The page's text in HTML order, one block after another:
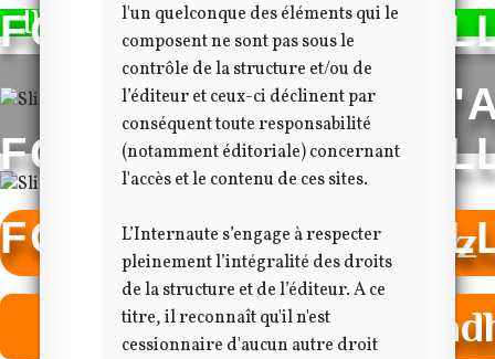
FOYER RURAL
FOYER RURAL
Et si vous
Illustration Manga
FOYER RURAL
FOYER RURAL
Et si vous deveniez
l'un quelconque des éléments qui le
composent ne sont pas sous le
contrôle de la structure et/ou de
l’éditeur et ceux-ci déclinent par
conséquent toute responsabilité
(notamment éditoriale) concernant
l'accès et le contenu de ces sites.
L’Internaute s’engage à respecter
pleinement l’intégralité des droits
de la structure et de l’éditeur. A ce
titre, il reconnaît qu'il n'est
cessionnaire d'aucun autre droit